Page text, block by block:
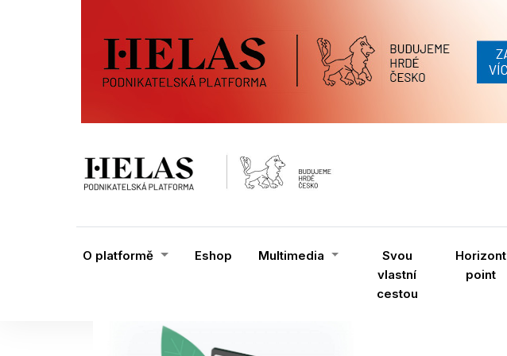
O platformě Eshop Multimedia
Svou
vlastní
cestou
Horizont
point